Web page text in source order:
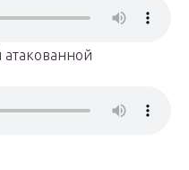
атакованной